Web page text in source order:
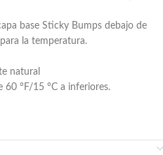
base Sticky Bumps debajo de
la temperatura.
natural
60 °F/15 °C a inferiores.